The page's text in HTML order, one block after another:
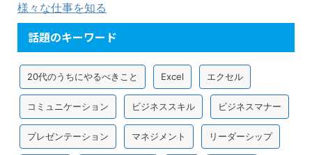
様々な仕事を知る
話題のキーワード
20代のうちにやるべきこと Excel エクセル
コミュニケーション ビジネススキル ビジネスマナー
プレゼンテーション マネジメント リーダーシップ